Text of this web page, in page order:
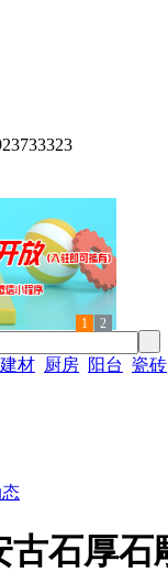
1 2
建材 厨房 阳台 瓷砖
石厚石